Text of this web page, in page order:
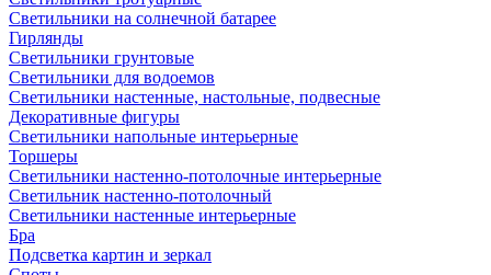
Светильники на солнечной батарее
Гирлянды
Светильники грунтовые
Светильники для водоемов
Светильники настенные, настольные, подвесные
Декоративные фигуры
Светильники напольные интерьерные
Торшеры
Светильники настенно-потолочные интерьерные
Светильник настенно-потолочный
Светильники настенные интерьерные
Бра
Подсветка картин и зеркал